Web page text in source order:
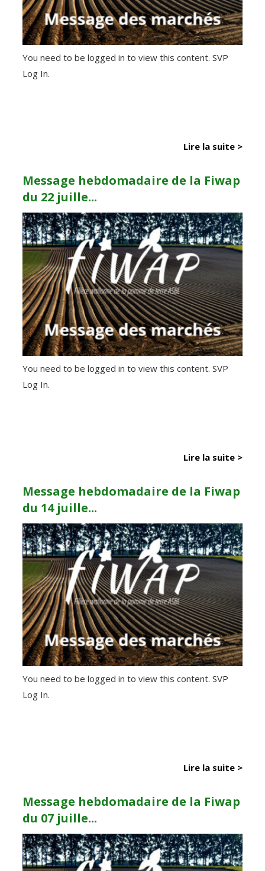
You need to be logged in to view this content. SVP
Log In.
Lire la suite >
Message hebdomadaire de la Fiwap
du 22 juille...
You need to be logged in to view this content. SVP
Log In.
Lire la suite >
Message hebdomadaire de la Fiwap
du 14 juille...
You need to be logged in to view this content. SVP
Log In.
Lire la suite >
Message hebdomadaire de la Fiwap
du 07 juille...